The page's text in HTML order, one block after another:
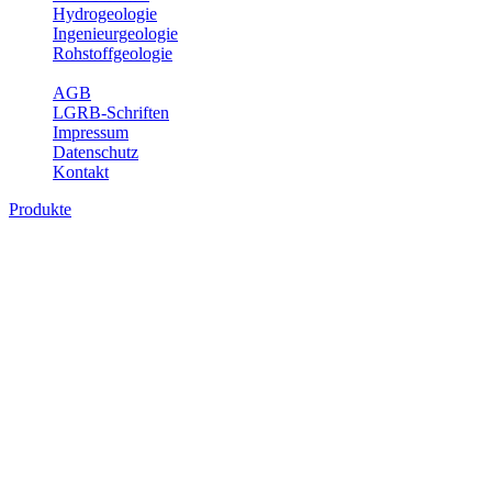
Hydrogeologie
Ingenieurgeologie
Rohstoffgeologie
AGB
LGRB-Schriften
Impressum
Datenschutz
Kontakt
Produkte